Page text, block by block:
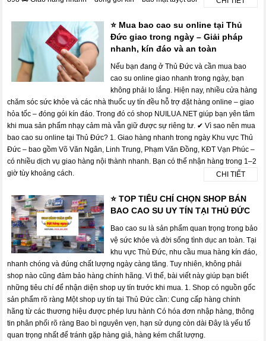
⭐ Mua bao cao su online tại Thủ
Đức giao trong ngày – Giải pháp
nhanh, kín đáo và an toàn
Nếu bạn đang ở Thủ Đức và cần mua bao
cao su online giao nhanh trong ngày, bạn
không phải lo lắng. Hiện nay, nhiều cửa hàng
chăm sóc sức khỏe và các nhà thuốc uy tín đều hỗ trợ đặt hàng online – giao
hỏa tốc – đóng gói kín đáo. Trong đó có shop NUILUA.NET giúp bạn yên tâm
khi mua sản phẩm nhạy cảm mà vẫn giữ được sự riêng tư. ✔ Vì sao nên mua
bao cao su online tại Thủ Đức? 1. Giao hàng nhanh trong ngày Khu vực Thủ
Đức – bao gồm Võ Văn Ngân, Linh Trung, Phạm Văn Đồng, KĐT Vạn Phúc –
có nhiều dịch vụ giao hàng nội thành nhanh. Bạn có thể nhận hàng trong 1–2
giờ tùy khoảng cách.
CHI TIẾT
⭐ TOP TIÊU CHÍ CHỌN SHOP BÁN
BAO CAO SU UY TÍN TẠI THỦ ĐỨC
Bao cao su là sản phẩm quan trọng trong bảo
vệ sức khỏe và đời sống tình dục an toàn. Tại
khu vực Thủ Đức, nhu cầu mua hàng kín đáo,
nhanh chóng và đúng chất lượng ngày càng tăng. Tuy nhiên, không phải
shop nào cũng đảm bảo hàng chính hãng. Vì thế, bài viết này giúp bạn biết
những tiêu chí để nhận diện shop uy tín trước khi mua. 1. Shop có nguồn gốc
sản phẩm rõ ràng Một shop uy tín tại Thủ Đức cần: Cung cấp hàng chính
hãng từ các thương hiệu được phép lưu hành Có hóa đơn nhập hàng, thông
tin phân phối rõ ràng Bao bì nguyên vẹn, hạn sử dụng còn dài Đây là yếu tố
quan trọng nhất để tránh gặp hàng giả, hàng kém chất lượng.